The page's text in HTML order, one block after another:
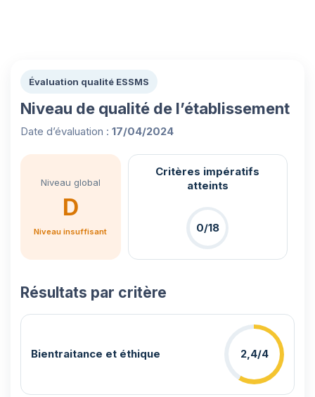
Évaluation qualité ESSMS
Niveau de qualité de l’établissement
Date d’évaluation : 17/04/2024
Niveau global
D
Niveau insuffisant
Critères impératifs
atteints
0/18
Résultats par critère
Bientraitance et éthique 2,4/4